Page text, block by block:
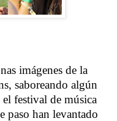
imágenes de la
saboreando algún
festival de música
paso han levantado